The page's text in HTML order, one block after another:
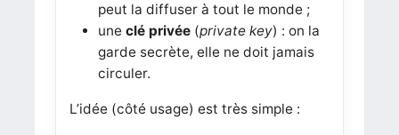
peut la diffuser à tout le monde ;
une clé privée(private key) : on la
garde secrète, elle ne doit jamais
circuler.
L’idée (côté usage) est très simple :